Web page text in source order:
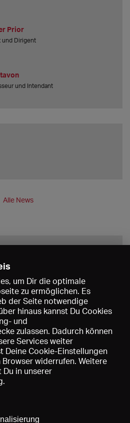
Prior
und Dirigent
und Intendant
Alle News
Speichern
Impressum
um Dir die optimale
zu ermöglichen. Es
der Seite notwendige
hinaus kannst Du Cookies
und
zulassen. Dadurch können
Services weiter
Deine Cookie-Einstellungen
widerrufen. Weitere
in unserer
.